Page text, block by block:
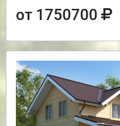
от 1750700